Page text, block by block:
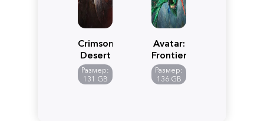
Crimson
Desert
Размер:
131 GB
Avatar:
Frontiers
of
Pandora
Размер:
136 GB